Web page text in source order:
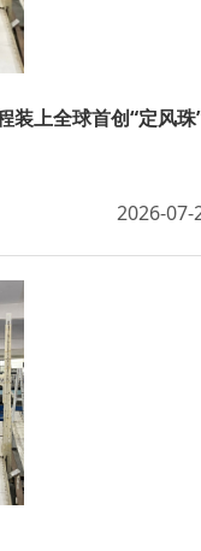
装上全球首创“定风珠
2026-07-